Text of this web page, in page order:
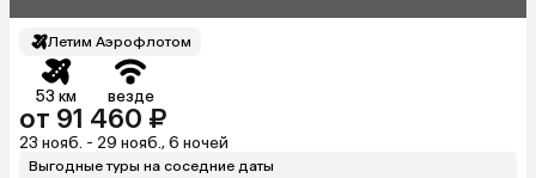
Летим Аэрофлотом
53 км везде
от 91 460 ₽
23 нояб. - 29 нояб., 6 ночей
Выгодные туры на соседние даты